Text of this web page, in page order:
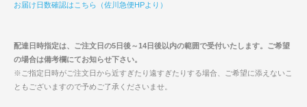
お届け日数確認はこちら（佐川急便HPより）
配達日時指定は、ご注文日の5日後～14日後以内の範囲で受付いたします。ご希望
の場合は備考欄にてお知らせ下さい。
※ご指定日時がご注文日から近すぎたり遠すぎたりする場合、ご希望に添えないこ
ともございますので予めご了承くださいませ。